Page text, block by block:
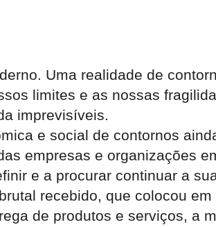
Uma realidade de
limites e as nossas
imprevisíveis.
e social de contornos
empresas e organizações
e a procurar continuar a
recebido, que colocou
de produtos e serviços, a